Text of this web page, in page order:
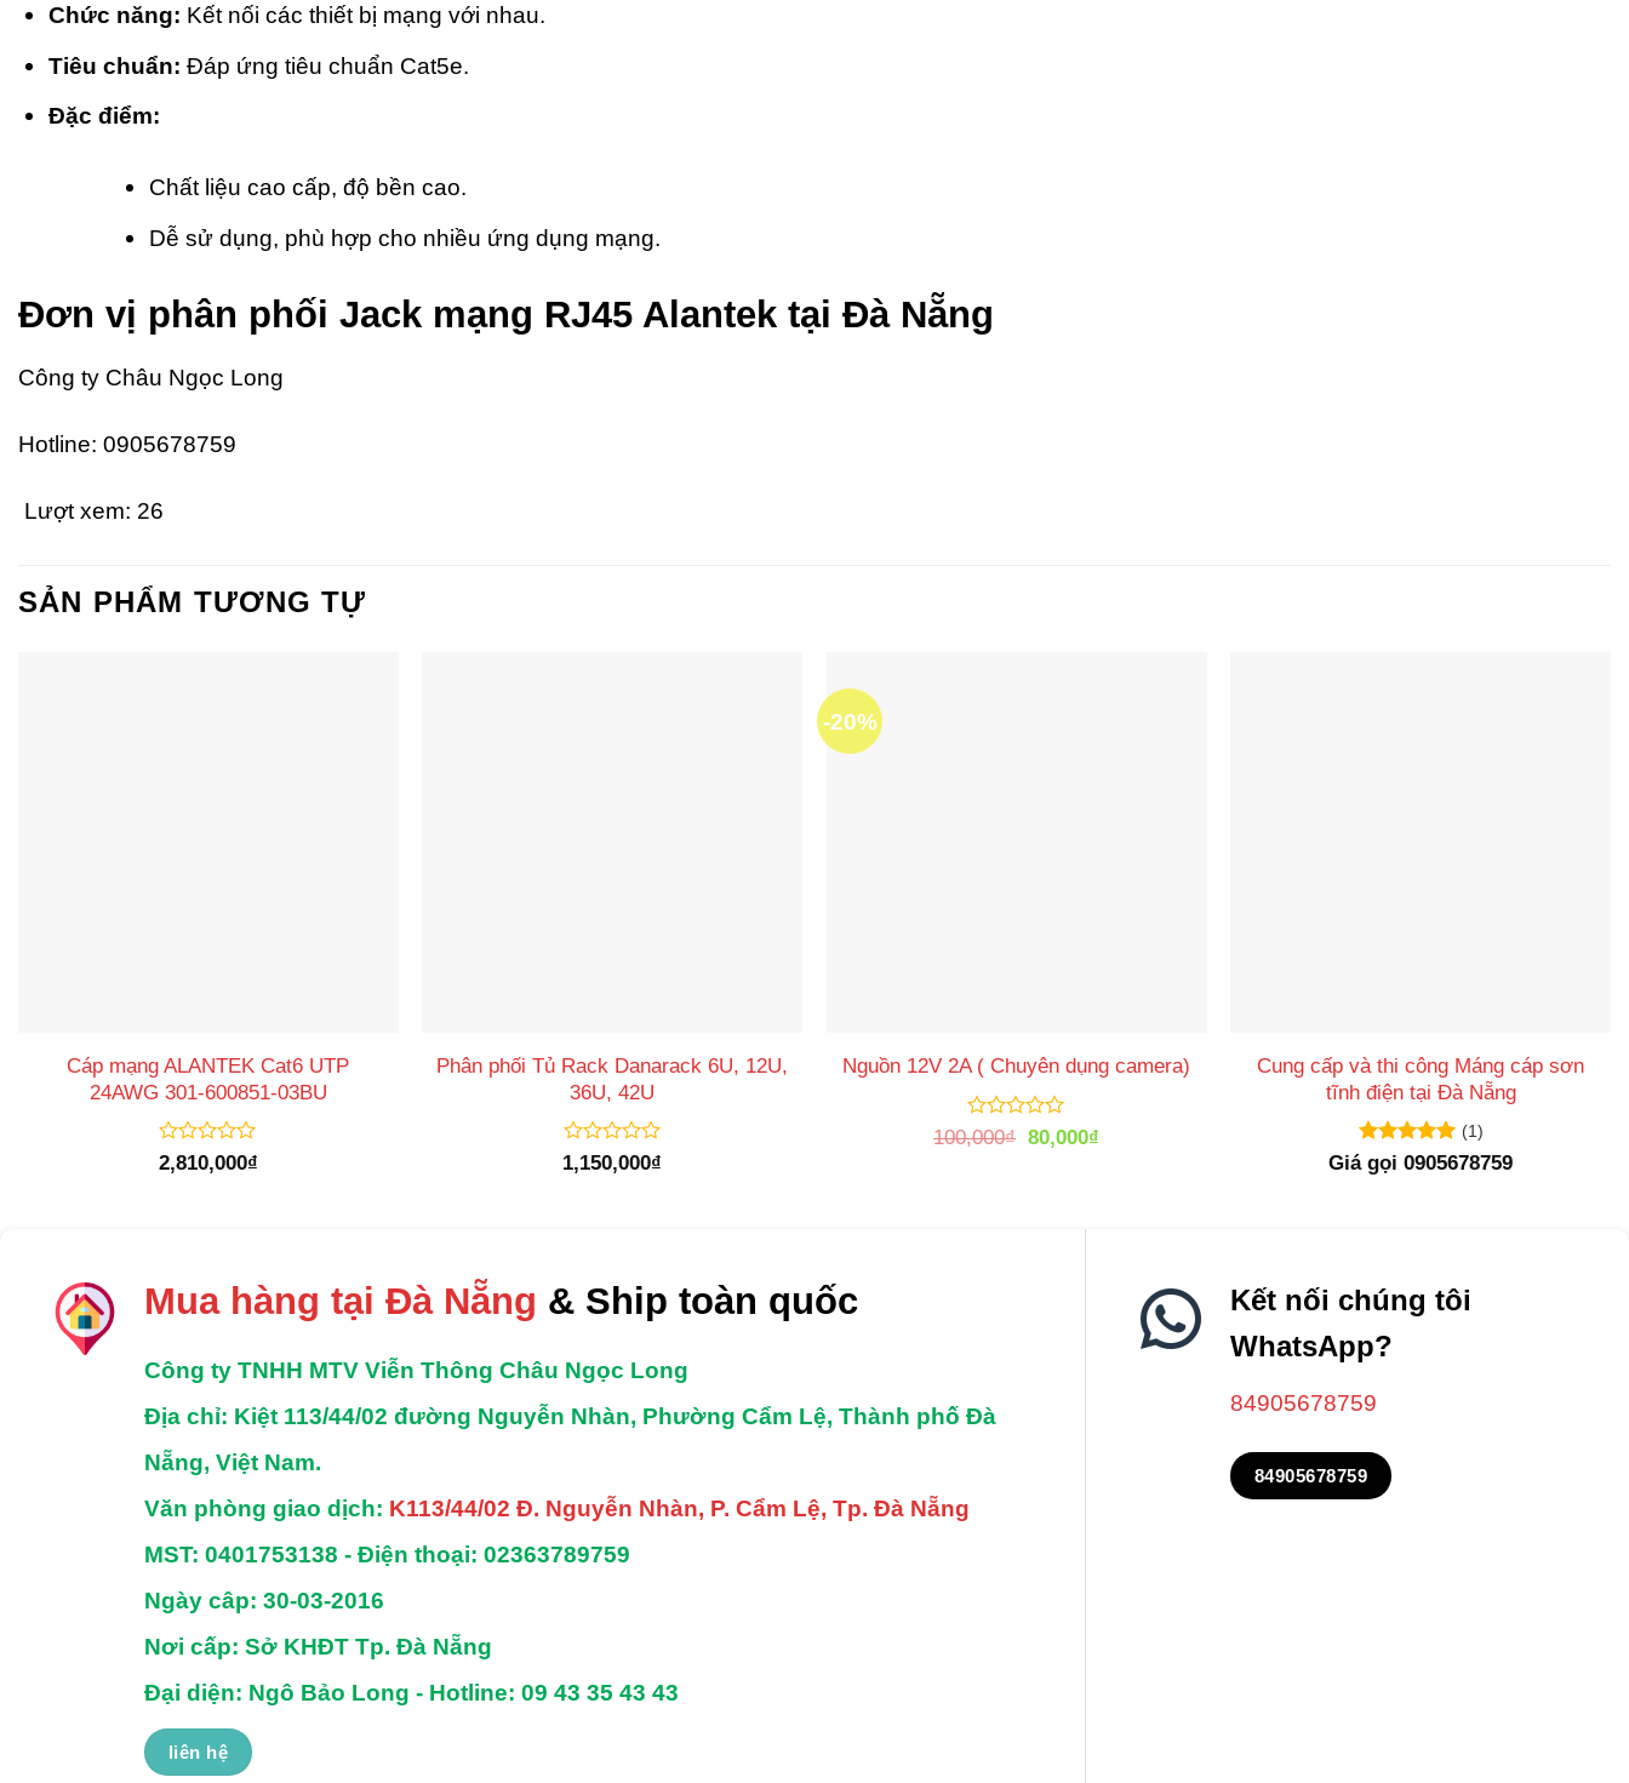
Chức năng: Kết nối các thiết bị mạng với nhau.
Tiêu chuẩn: Đáp ứng tiêu chuẩn Cat5e.
Đặc điểm:
Chất liệu cao cấp, độ bền cao.
Dễ sử dụng, phù hợp cho nhiều ứng dụng mạng.
Đơn vị phân phối Jack mạng RJ45 Alantek tại Đà Nẵng
Công ty Châu Ngọc Long
Hotline: 0905678759
Lượt xem: 26
SẢN PHẨM TƯƠNG TỰ
Cáp mạng ALANTEK Cat6 UTP
24AWG 301-600851-03BU
Được
xếp
2,810,000₫
Phân phối Tủ Rack Danarack 6U, 12U,
36U, 42U
Được
xếp
1,150,000₫
-20%
Nguồn 12V 2A ( Chuyên dụng camera)
Được
xếp
100,000₫ Giá
gốc
80,000₫
Cung cấp và thi công Máng cáp sơn
tĩnh điện tại Đà Nẵng
Được xếp
hạng
(1)
Giá gọi 0905678759
Mua hàng tại Đà Nẵng & Ship toàn quốc
Công ty TNHH MTV Viễn Thông Châu Ngọc Long
Địa chỉ: Kiệt 113/44/02 đường Nguyễn Nhàn, Phường Cẩm Lệ, Thành phố Đà
Nẵng, Việt Nam.
Văn phòng giao dịch: K113/44/02 Đ. Nguyễn Nhàn, P. Cẩm Lệ, Tp. Đà Nẵng
MST: 0401753138 -Điện thoại: 02363789759
Ngày câp: 30-03-2016
Nơi cấp: Sở KHĐT Tp. Đà Nẵng
Đại diện: Ngô Bảo Long - Hotline: 09 43 35 43 43
liên hệ
Kết nối chúng tôi
WhatsApp?
84905678759
84905678759